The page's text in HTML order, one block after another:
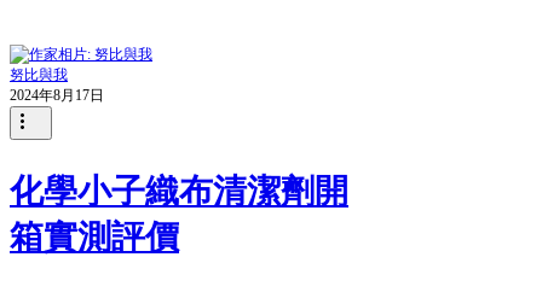
才可以讓好菌定植在消化道中！...
努比與我
2024年8月17日
化學小子織布清潔劑開
箱實測評價